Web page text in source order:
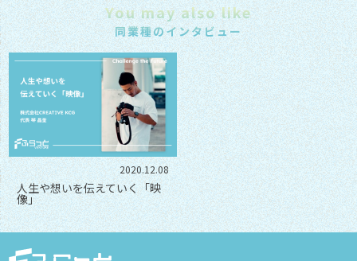
You may also like
同業種のインタビュー
2020.12.08
人生や想いを伝えていく「映
像」